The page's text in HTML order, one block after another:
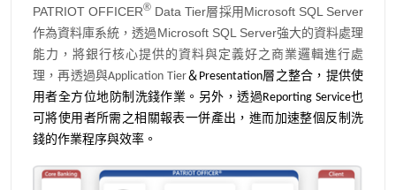
PATRIOT OFFICER® Data Tier層採用Microsoft SQL Server
作為資料庫系統，透過Microsoft SQL Server強大的資料處理
能力，將銀行核心提供的資料與定義好之商業邏輯進行處
理，再透過與Application Tier＆Presentation層之整合，提供使
用者全方位地防制洗錢作業。另外，透過Reporting Service也
可將使用者所需之相關報表一併產出，進而加速整個反制洗
錢的作業程序與效率。